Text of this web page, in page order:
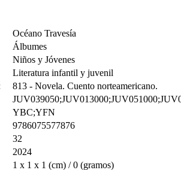
Océano Travesía
Álbumes
Niños y Jóvenes
Literatura infantil y juvenil
813 - Novela. Cuento norteamericano.
YBC;YFN
9786075577876
32
2024
1 x 1 x 1 (cm) / 0 (gramos)